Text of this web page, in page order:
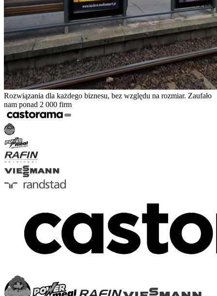
Rozwiązania dla każdego biznesu, bez względu na rozmiar. Zaufało
nam ponad 2 000 firm